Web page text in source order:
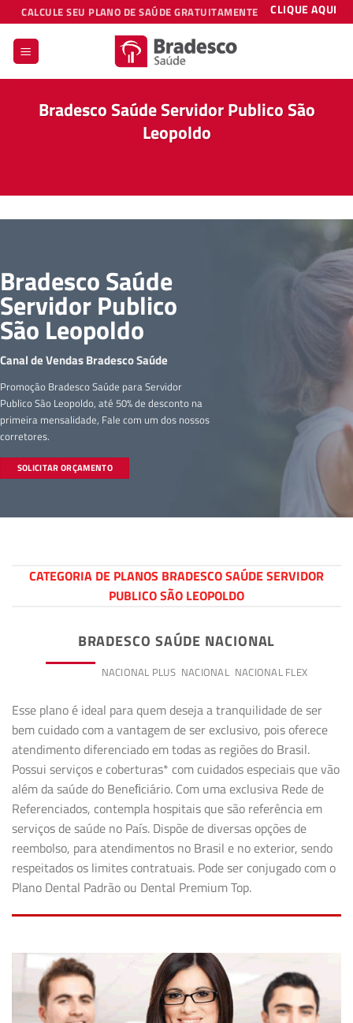
Skip
to
content
CALCULE SEU PLANO DE SAÚDE GRATUITAMENTE CLIQUE AQUI
Bradesco Saúde Servidor Publico São
Leopoldo
Bradesco Saúde
Servidor Publico
São Leopoldo
Canal de Vendas Bradesco Saúde
Promoção Bradesco Saúde para Servidor
Publico São Leopoldo, até 50% de desconto na
primeira mensalidade, Fale com um dos nossos
corretores.
SOLICITAR ORÇAMENTO
CATEGORIA DE PLANOS BRADESCO SAÚDE SERVIDOR
PUBLICO SÃO LEOPOLDO
BRADESCO SAÚDE NACIONAL
NACIONAL PLUS NACIONAL NACIONAL FLEX
Esse plano é ideal para quem deseja a tranquilidade de ser
bem cuidado com a vantagem de ser exclusivo, pois oferece
atendimento diferenciado em todas as regiões do Brasil.
Possui serviços e coberturas* com cuidados especiais que vão
além da saúde do Beneﬁciário. Com uma exclusiva Rede de
Referenciados, contempla hospitais que são referência em
serviços de saúde no País. Dispõe de diversas opções de
reembolso, para atendimentos no Brasil e no exterior, sendo
respeitados os limites contratuais. Pode ser conjugado com o
Plano Dental Padrão ou Dental Premium Top.